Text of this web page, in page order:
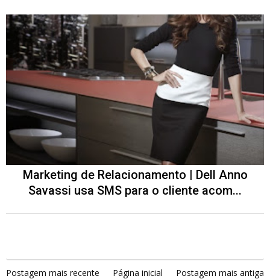
Marketing de Relacionamento | Dell Anno
Savassi usa SMS para o cliente acom...
Postagem mais recente Página inicial Postagem mais antiga